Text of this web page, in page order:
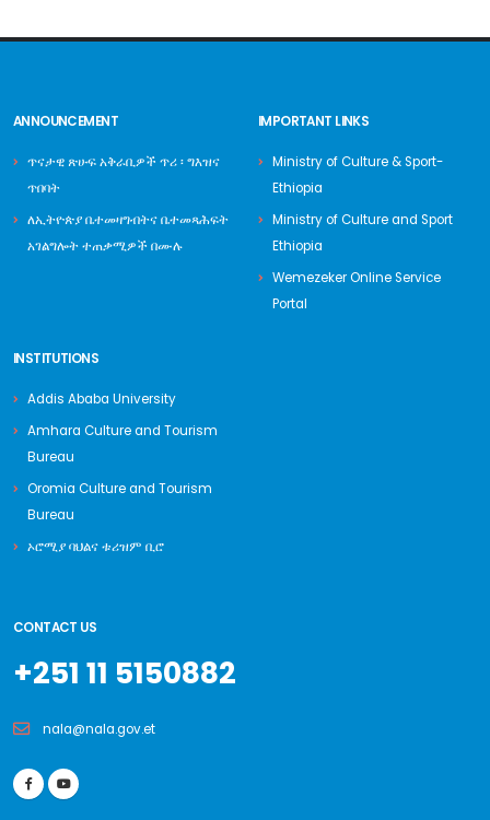
ANNOUNCEMENT
ጥናታዊ ጽሁፍ አቅራቢዎች ጥሪ ፡ ግእዝና
ጥበባት
ለኢትዮጵያ ቤተመዛግብትና ቤተመጻሕፍት
አገልግሎት ተጠቃሚዎች በሙሉ
IMPORTANT LINKS
Ministry of Culture & Sport-
Ethiopia
Ministry of Culture and Sport
Ethiopia
Wemezeker Online Service
Portal
INSTITUTIONS
Addis Ababa University
Amhara Culture and Tourism
Bureau
Oromia Culture and Tourism
Bureau
ኦሮሚያ ባህልና ቱሪዝም ቢሮ
CONTACT US
+251 11 5150882
nala@nala.gov.et